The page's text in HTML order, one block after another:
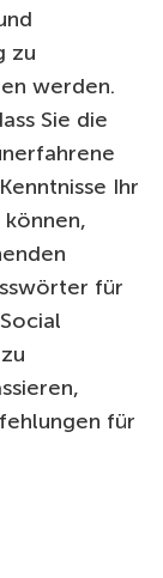
zu
werden.
Sie die
Ihr
für
für